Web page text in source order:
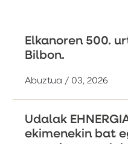
Elkanoren 500.
Bilbon.
Abuztua / 03, 2026
Udalak
ekimenekin bat